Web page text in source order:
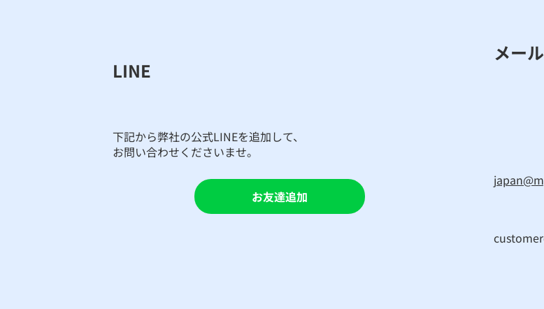
LINE
お友達追加
​下記から弊社の公式LINEを追加して、
お問い合わせくださいませ。
メール